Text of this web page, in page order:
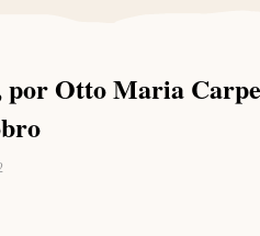
Otto Maria